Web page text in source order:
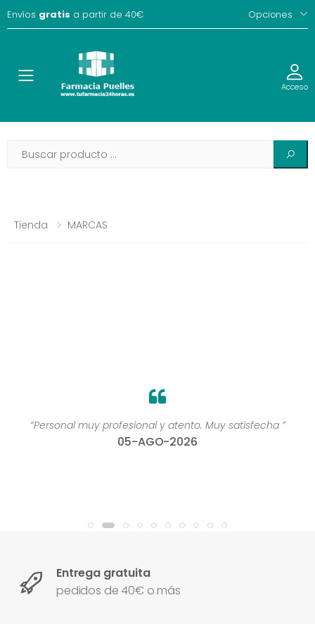
Envíos gratis a partir de 40€ Opciones
Toggle Acceso
Tienda MARCAS
“Personal muy profesional y atento. Muy satisfecha ”
05-AGO-2026
Entrega gratuita
pedidos de 40€ o más